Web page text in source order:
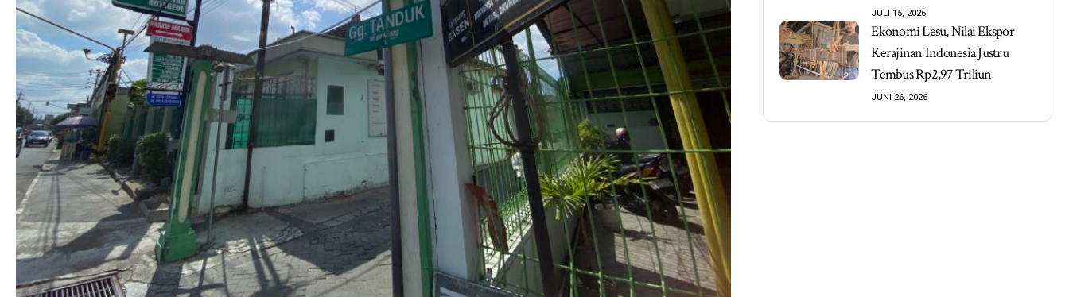
JULI 15, 2026
Ekonomi Lesu, Nilai Ekspor
Kerajinan Indonesia Justru
Tembus Rp2,97 Triliun
JUNI 26, 2026